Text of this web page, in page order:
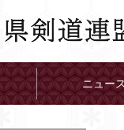
ニュー